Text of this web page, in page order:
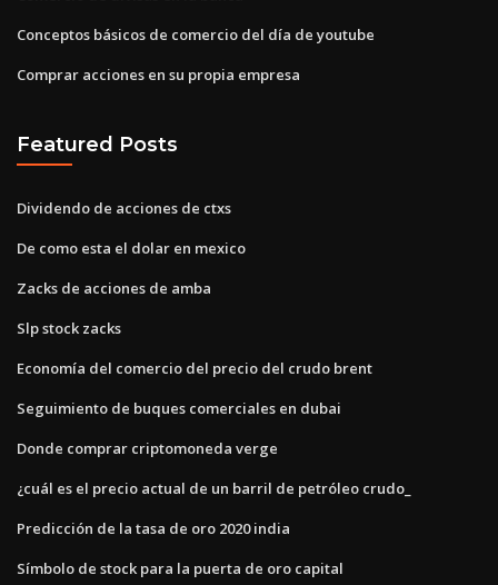
Conceptos básicos de comercio del día de youtube
Comprar acciones en su propia empresa
Featured Posts
Dividendo de acciones de ctxs
De como esta el dolar en mexico
Zacks de acciones de amba
Slp stock zacks
Economía del comercio del precio del crudo brent
Seguimiento de buques comerciales en dubai
Donde comprar criptomoneda verge
¿cuál es el precio actual de un barril de petróleo crudo_
Predicción de la tasa de oro 2020 india
Símbolo de stock para la puerta de oro capital